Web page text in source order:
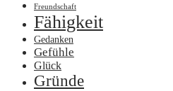
Freundschaft
Fähigkeit
Gedanken
Gefühle
Glück
Gründe